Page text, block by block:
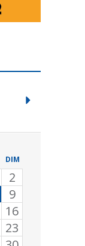
DIM
2
9
16
23